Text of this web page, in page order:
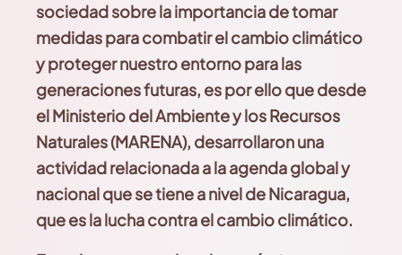
sociedad sobre la importancia de tomar
medidas para combatir el cambio climático
y proteger nuestro entorno para las
generaciones futuras, es por ello que desde
el Ministerio del Ambiente y los Recursos
Naturales (MARENA), desarrollaron una
actividad relacionada a la agenda global y
nacional que se tiene a nivel de Nicaragua,
que es la lucha contra el cambio climático.